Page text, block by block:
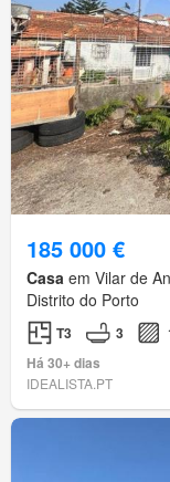
185 000 €
Casa em Vilar de
Distrito do Porto
T3 3
Há 30+ dias
IDEALISTA.PT